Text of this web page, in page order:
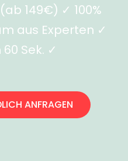
149€) ✓ 100%
aus Experten ✓
Sek. ✓
ANFRAGEN